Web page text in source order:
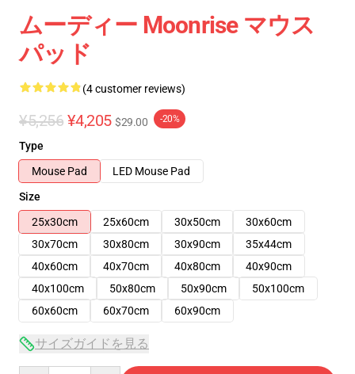
ムーディー Moonrise マウス
パッド
(4 customer reviews)
¥5,256 ¥4,205 $29.00 -20%
Type
Mouse Pad
LED Mouse Pad
Size
25x30cm
25x60cm 30x50cm
30x60cm
30x70cm
30x80cm 30x90cm
35x44cm
40x60cm
40x70cm 40x80cm
40x90cm
40x100cm
50x80cm 50x90cm
50x100cm
60x60cm
60x70cm 60x90cm
サイズガイドを見る